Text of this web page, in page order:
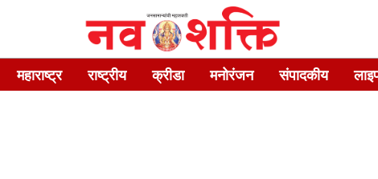
महाराष्ट्र राष्ट्रीय क्रीडा मनोरंजन संपादकीय